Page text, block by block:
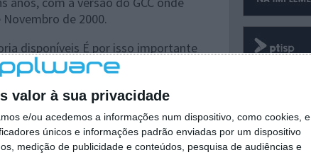
valor à sua privacidade
e/ou acedemos a informações num dispositivo, como cookies, e
únicos e informações padrão enviadas por um dispositivo
medição de publicidade e conteúdos, pesquisa de audiências e
de 2000.
disponíveis É por isso importante
As actualizações de